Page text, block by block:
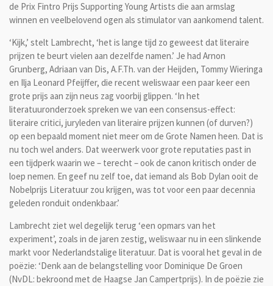
de Prix Fintro Prijs Supporting Young Artists die aan armslag
winnen en veelbelovend ogen als stimulator van aankomend talent.
‘Kijk,’ stelt Lambrecht, ‘het is lange tijd zo geweest dat literaire
prijzen te beurt vielen aan dezelfde namen.’ Je had Arnon
Grunberg, Adriaan van Dis, A.F.Th. van der Heijden, Tommy Wieringa
en Ilja Leonard Pfeijffer, die recent weliswaar een paar keer een
grote prijs aan zijn neus zag voorbij glippen. ‘In het
literatuuronderzoek spreken we van een consensus-effect:
literaire critici, juryleden van literaire prijzen kunnen (of durven?)
op een bepaald moment niet meer om de Grote Namen heen. Dat is
nu toch wel anders. Dat weerwerk voor grote reputaties past in
een tijdperk waarin we – terecht – ook de canon kritisch onder de
loep nemen. En geef nu zelf toe, dat iemand als Bob Dylan ooit de
Nobelprijs Literatuur zou krijgen, was tot voor een paar decennia
geleden ronduit ondenkbaar.’
Lambrecht ziet wel degelijk terug ‘een opmars van het
experiment’, zoals in de jaren zestig, weliswaar nu in een slinkende
markt voor Nederlandstalige literatuur. Dat is vooral het geval in de
poëzie: ‘Denk aan de belangstelling voor Dominique De Groen
(NvDL: bekroond met de Haagse Jan Campertprijs). In de poëzie zie